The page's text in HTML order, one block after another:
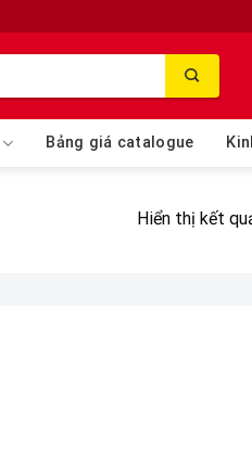
Bảng giá catalogue
Hiển thị kết